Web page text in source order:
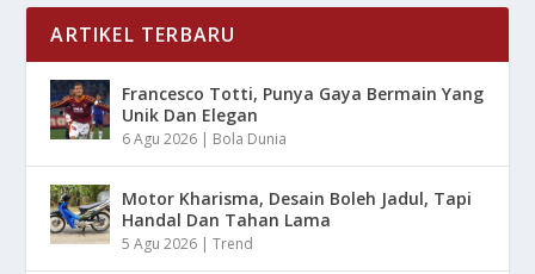
ARTIKEL TERBARU
Francesco Totti, Punya Gaya Bermain Yang
Unik Dan Elegan
6 Agu 2026 | Bola Dunia
Motor Kharisma, Desain Boleh Jadul, Tapi
Handal Dan Tahan Lama
5 Agu 2026 |Trend